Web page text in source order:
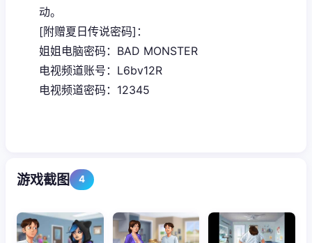
动。
[附赠夏日传说密码]：
姐姐电脑密码：BAD MONSTER
电视频道账号：L6bv12R
电视频道密码：12345
游戏截图 4